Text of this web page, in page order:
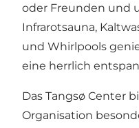
oder Freunden und
Infrarotsauna,
und Whirlpools
eine herrlich
Das Tangsø Center
Organisation